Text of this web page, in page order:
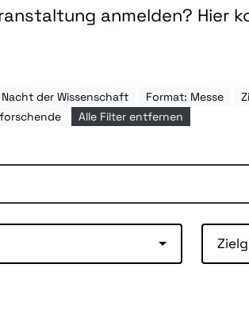
anmelden? Hier
der Wissenschaft Format: Messe
Alle Filter entfernen